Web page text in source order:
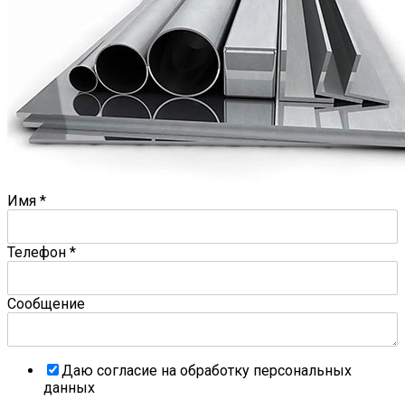
Имя *
Телефон *
Сообщение
Даю согласие на обработку персональных
данных